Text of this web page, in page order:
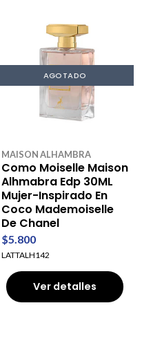
AGOTADO
MAISON ALHAMBRA
Como Moiselle Maison
Alhmabra Edp 30ML
Mujer-Inspirado En
Coco Mademoiselle
De Chanel
$5.800
LATTALH142
Ver detalles